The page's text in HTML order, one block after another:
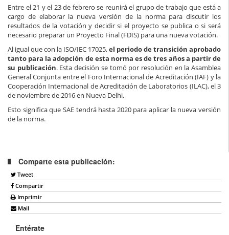
Entre el 21 y el 23 de febrero se reunirá el grupo de trabajo que está a
cargo de elaborar la nueva versión de la norma para discutir los
resultados de la votación y decidir si el proyecto se publica o si será
necesario preparar un Proyecto Final (FDIS) para una nueva votación.
Al igual que con la ISO/IEC 17025,el periodo de transición aprobado
tanto para la adopción de esta norma es de tres años a partir de
su publicación. Esta decisión se tomó por resolución en la Asamblea
General Conjunta entre el Foro Internacional de Acreditación (IAF) y la
Cooperación Internacional de Acreditación de Laboratorios (ILAC), el 3
de noviembre de 2016 en Nueva Delhi.
Esto significa que SAE tendrá hasta 2020 para aplicar la nueva versión
de la norma.
Comparte esta publicación:
Tweet
Compartir
Imprimir
Mail
Entérate